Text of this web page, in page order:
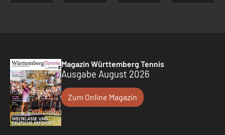
Magazin Württemberg Tennis
Ausgabe August 2026
Zum Online Magazin